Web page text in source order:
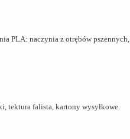
PLA: naczynia z otrębów pszennych,
tektura falista, kartony wysyłkowe.